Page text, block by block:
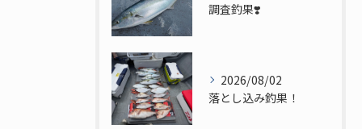
調査釣果❣️
2026/08/02
落とし込み釣果！